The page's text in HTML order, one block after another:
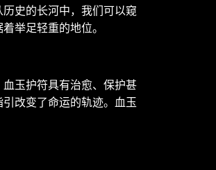
史的长河中，我们可以窥
举足轻重的地位。
玉护符具有治愈、保护甚
改变了命运的轨迹。血玉